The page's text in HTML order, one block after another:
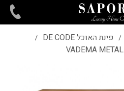
/ פינת האוכל DE CODE /
VADEMA METAL